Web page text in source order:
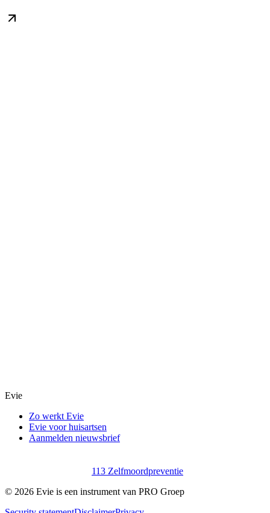
Evie
Zo werkt Evie
Evie voor huisartsen
Aanmelden nieuwsbrief
113 Zelfmoordpreventie
© 2026 Evie is een instrument van PRO Groep